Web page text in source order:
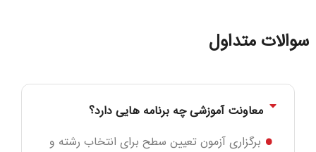
سوالات متداول
معاونت آموزشی چه برنامه هایی دارد؟
برگزاری آزمون تعیین سطح برای انتخاب رشته و